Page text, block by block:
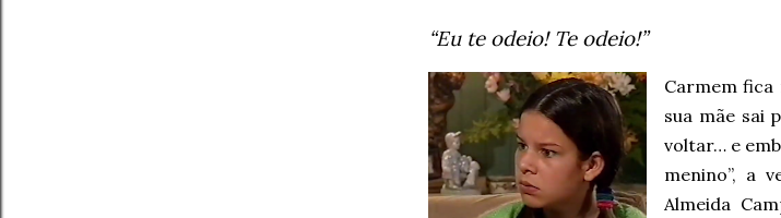
“Eu te odeio! Te odeio!”
Carmem fica
sua mãe sai
voltar… e
menino”, a
Almeida